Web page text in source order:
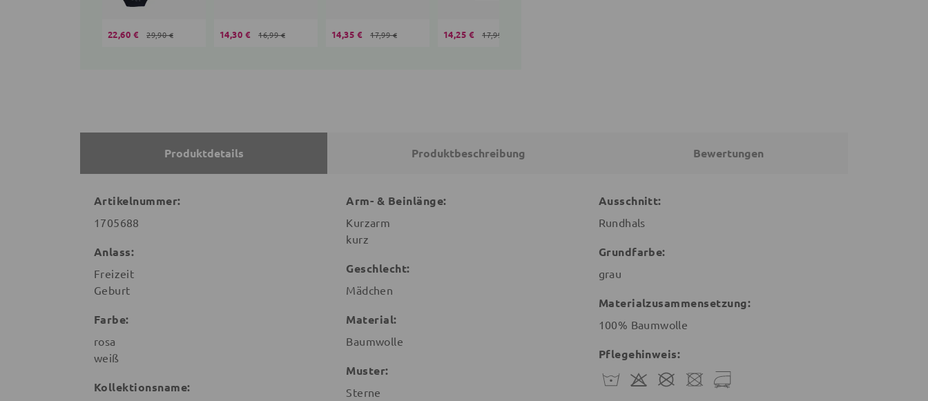
22,60 € 29,90 € 14,30 € 16,99 € 14,35 € 17,99 € 14,25 € 17,99 €
Produktdetails Produktbeschreibung Bewertungen
Artikelnummer:
1705688
Anlass:
Freizeit
Geburt
Farbe:
rosa
weiß
Kollektionsname:
Arm- & Beinlänge:
Kurzarm
kurz
Geschlecht:
Mädchen
Material:
Baumwolle
Muster:
Sterne
Ausschnitt:
Rundhals
Grundfarbe:
grau
Materialzusammensetzung:
100% Baumwolle
Pflegehinweis: